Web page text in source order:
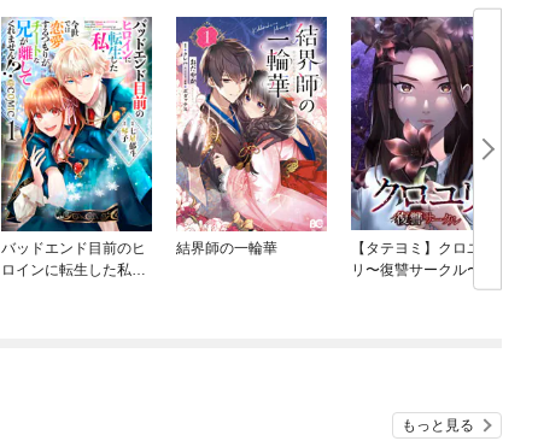
バッドエンド目前のヒ
ロインに転生した私、
結界師の一輪華
【タテヨミ】クロユ
リ〜復讐サークル〜
もっと見る